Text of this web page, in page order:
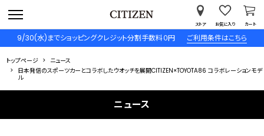
9/30(水)までショッピングクレジット分割手数料０円 ご利用条件はこちら
ストア お気に入り カート
トップページ
ニュース
日本発信のスポーツカーとコラボしたウオッチを展開CITIZEN×TOYOTA86 コラボレーションモデ
ル
ニュース